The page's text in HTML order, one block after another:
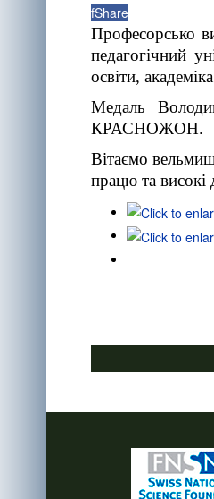
fShare
Професорсько
педагогічний
освіти,
Медаль
КРАСНОЖОН.
Вітаємо
працю та високі